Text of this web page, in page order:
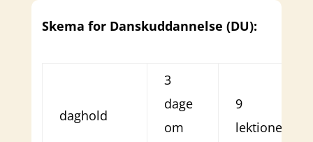
Skema for Danskuddannelse (DU):
daghold
3
dage
om
9
lektioner